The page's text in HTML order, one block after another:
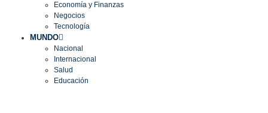
Economía y Finanzas
Negocios
Tecnología
MUNDO
Nacional
Internacional
Salud
Educación